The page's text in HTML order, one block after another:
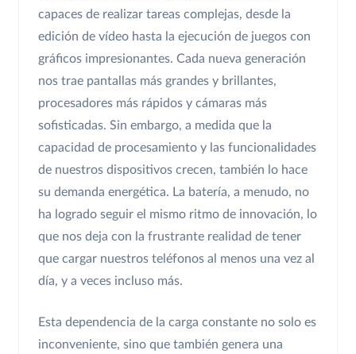
capaces de realizar tareas complejas, desde la
edición de vídeo hasta la ejecución de juegos con
gráficos impresionantes. Cada nueva generación
nos trae pantallas más grandes y brillantes,
procesadores más rápidos y cámaras más
sofisticadas. Sin embargo, a medida que la
capacidad de procesamiento y las funcionalidades
de nuestros dispositivos crecen, también lo hace
su demanda energética. La batería, a menudo, no
ha logrado seguir el mismo ritmo de innovación, lo
que nos deja con la frustrante realidad de tener
que cargar nuestros teléfonos al menos una vez al
día, y a veces incluso más.
Esta dependencia de la carga constante no solo es
inconveniente, sino que también genera una